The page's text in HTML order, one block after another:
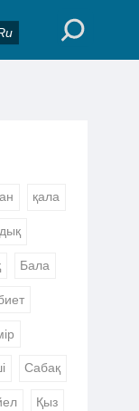
қала
Бала
Сабақ
Қыз